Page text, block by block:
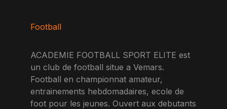
Football
ACADEMIE FOOTBALL SPORT ELITE est
un club de football situe a Vemars.
Football en championnat amateur,
entrainements hebdomadaires, ecole de
foot pour les jeunes. Ouvert aux debutants